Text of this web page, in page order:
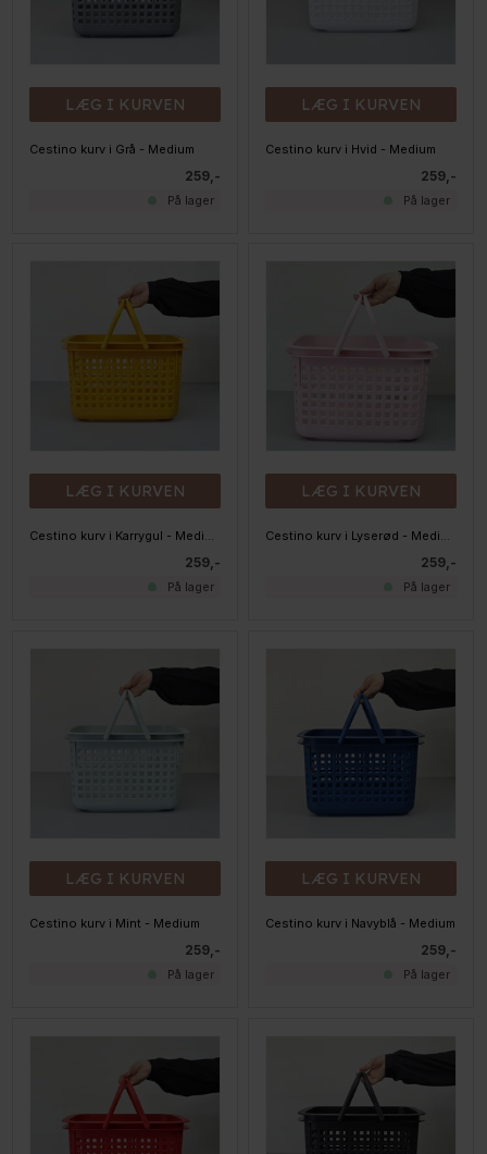
LÆG I KURVEN
Cestino kurv i Grå - Medium
259,-
På lager
LÆG I KURVEN
Cestino kurv i Hvid - Medium
259,-
På lager
LÆG I KURVEN
Cestino kurv i Karrygul - Medium
259,-
På lager
LÆG I KURVEN
Cestino kurv i Lyserød - Medium
259,-
På lager
LÆG I KURVEN
Cestino kurv i Mint - Medium
259,-
På lager
LÆG I KURVEN
Cestino kurv i Navyblå - Medium
259,-
På lager